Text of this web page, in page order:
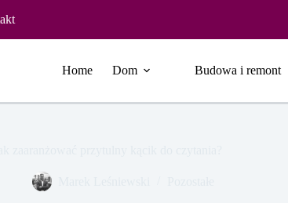
Home Dom Budowa i remont